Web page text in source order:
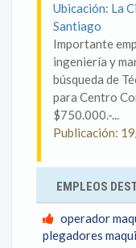
Ubicación: La
Santiago
Importante
ingeniería y
búsqueda de
para Centro
$750.000.-...
Publicación:
EMPLEOS
operador
plegadores